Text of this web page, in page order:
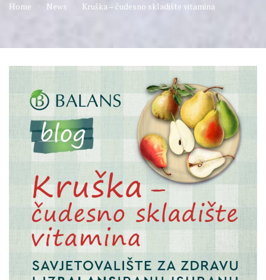
Home News Kruška – čudesno skladište vitamina